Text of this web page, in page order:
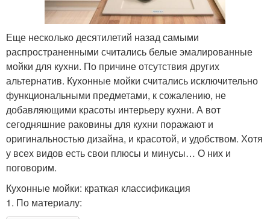
Еще несколько десятилетий назад самыми
распространенными считались белые эмалированные
мойки для кухни. По причине отсутствия других
альтернатив. Кухонные мойки считались исключительно
функциональными предметами, к сожалению, не
добавляющими красоты интерьеру кухни. А вот
сегодняшние раковины для кухни поражают и
оригинальностью дизайна, и красотой, и удобством. Хотя
у всех видов есть свои плюсы и минусы… О них и
поговорим.
Кухонные мойки: краткая классификация
1. По материалу: